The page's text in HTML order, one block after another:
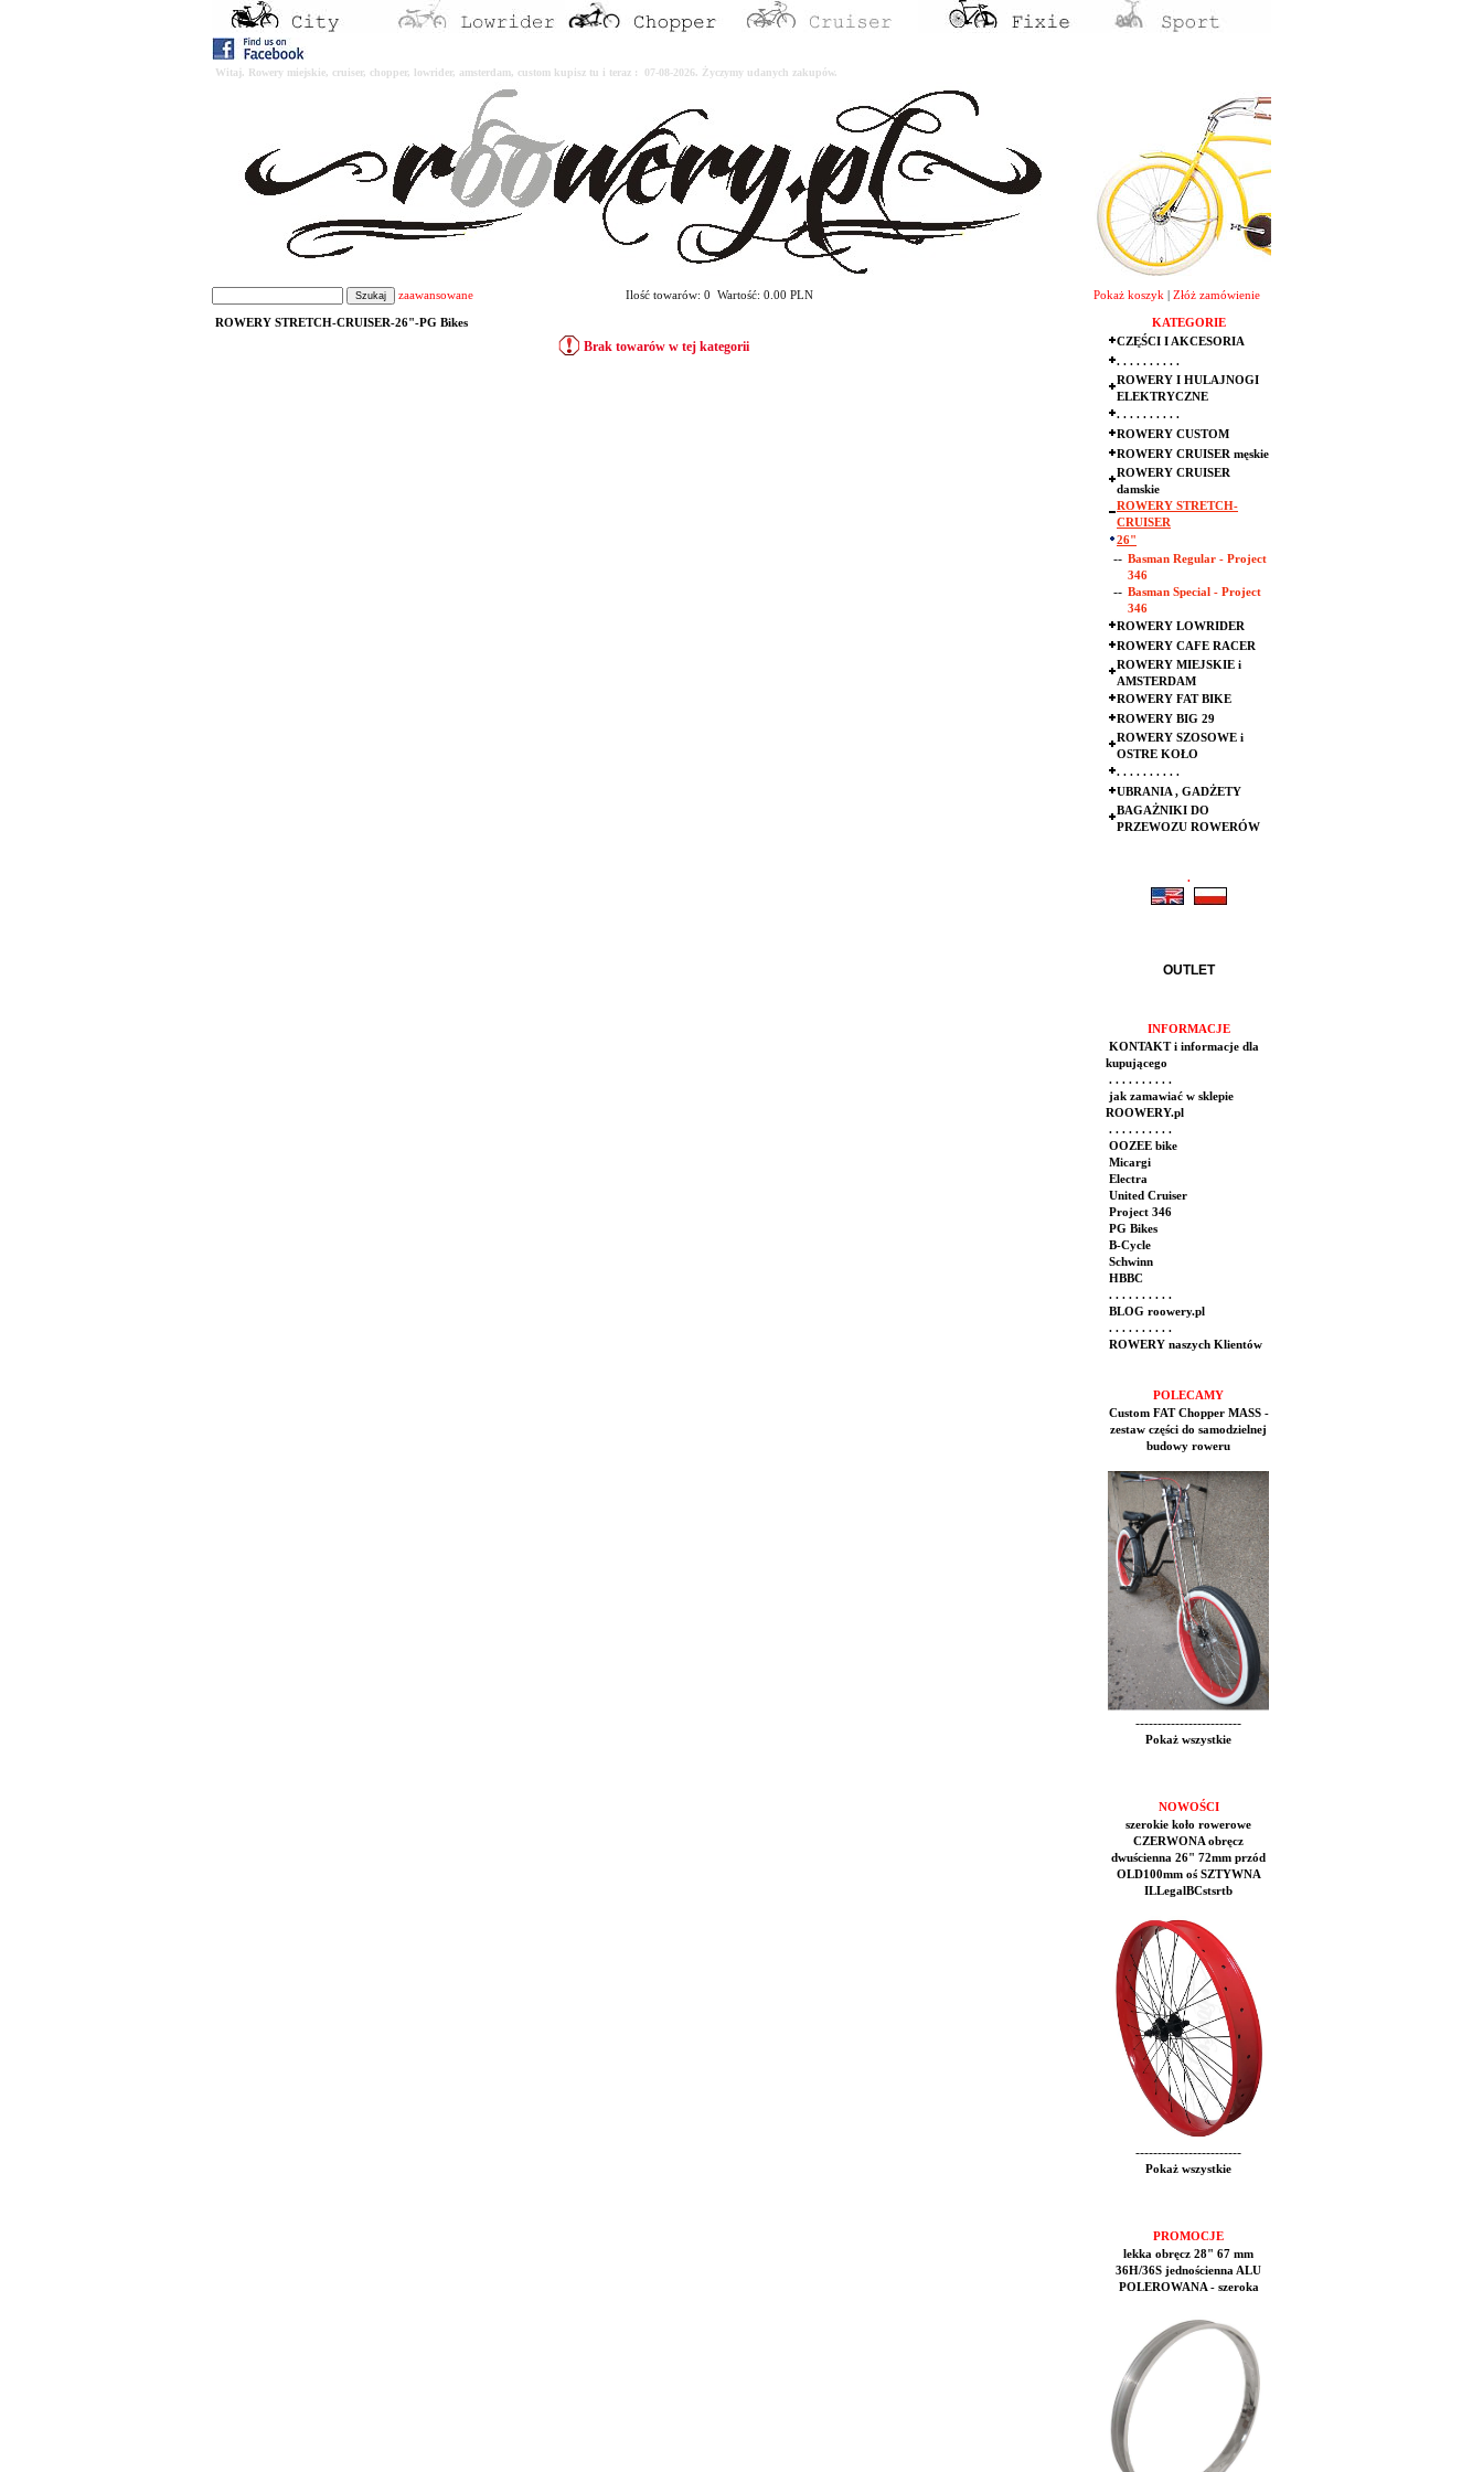
Witaj. Rowery miejskie, cruiser, chopper, lowrider, amsterdam, custom kupisz tu i teraz : 07-08-2026. Życzymy udanych zakupów.
zaawansowane Ilość towarów: 0 Wartość: 0.00 PLN Pokaż koszyk Złóż zamówienie
ROWERY STRETCH-CRUISER-26"-PG Bikes
Brak towarów w tej kategorii
KATEGORIE
CZĘŚCI I AKCESORIA
. . . . . . . . . .
ROWERY I HULAJNOGI
ELEKTRYCZNE
. . . . . . . . . .
ROWERY CUSTOM
ROWERY CRUISER męskie
ROWERY CRUISER
damskie
ROWERY STRETCH-
CRUISER
26"
-- Basman Regular - Project
346
-- Basman Special - Project
346
ROWERY LOWRIDER
ROWERY CAFE RACER
ROWERY MIEJSKIE i
AMSTERDAM
ROWERY FAT BIKE
ROWERY BIG 29
ROWERY SZOSOWE i
OSTRE KOŁO
. . . . . . . . . .
UBRANIA , GADŻETY
BAGAŻNIKI DO
PRZEWOZU ROWERÓW
.
OUTLET
INFORMACJE
KONTAKT i informacje dla
kupującego
. . . . . . . . . .
jak zamawiać w sklepie
ROOWERY.pl
. . . . . . . . . .
OOZEE bike
Micargi
Electra
United Cruiser
Project 346
PG Bikes
B-Cycle
Schwinn
HBBC
. . . . . . . . . .
BLOG roowery.pl
. . . . . . . . . .
ROWERY naszych Klientów
POLECAMY
Custom FAT Chopper MASS -
zestaw części do samodzielnej
budowy roweru
------------------------
Pokaż wszystkie
NOWOŚCI
szerokie koło rowerowe
CZERWONA obręcz
dwuścienna 26" 72mm przód
OLD100mm oś SZTYWNA
ILLegalBCstsrtb
------------------------
Pokaż wszystkie
PROMOCJE
lekka obręcz 28" 67 mm
36H/36S jednościenna ALU
POLEROWANA - szeroka